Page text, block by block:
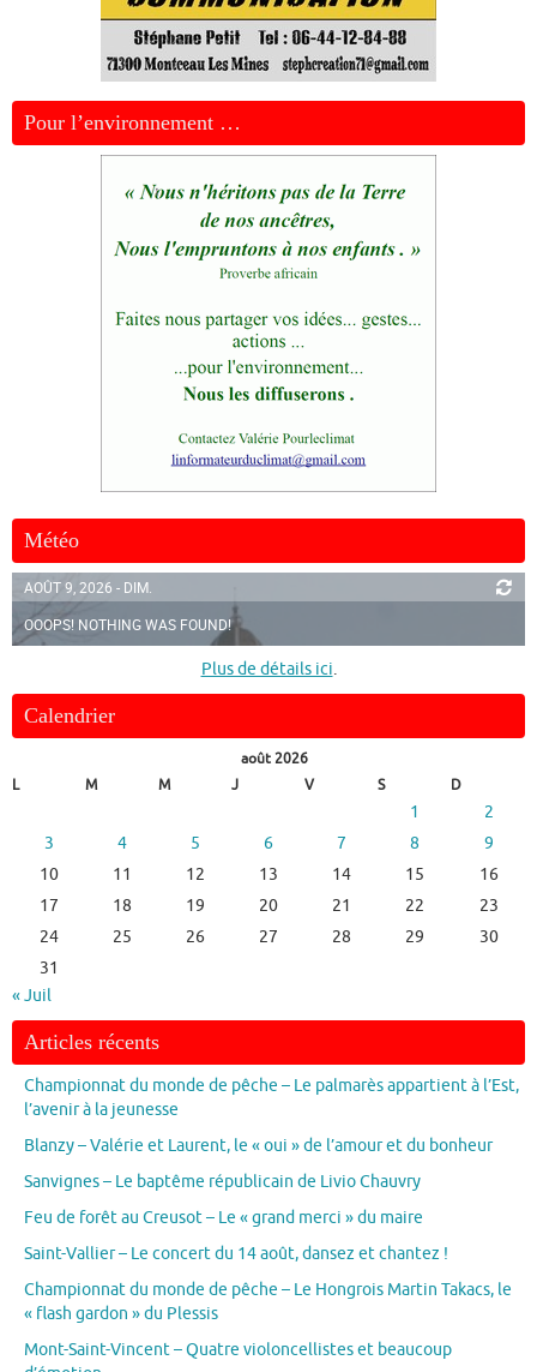
Pour l’environnement …
Météo
AOÛT 9, 2026 - DIM.
OOOPS! NOTHING WAS FOUND!
Plus de détails ici.
Calendrier
août 2026
L
M M J V S D
1
2
3
4 5 6 7 8
9
10
11 12 13 14 15
16
17
18 19 20 21 22
23
24
25 26 27 28 29
30
31
« Juil
Articles récents
Championnat du monde de pêche – Le palmarès appartient à l’Est,
l’avenir à la jeunesse
Blanzy – Valérie et Laurent, le « oui » de l’amour et du bonheur
Sanvignes – Le baptême républicain de Livio Chauvry
Feu de forêt au Creusot – Le « grand merci » du maire
Saint-Vallier – Le concert du 14 août, dansez et chantez !
Championnat du monde de pêche – Le Hongrois Martin Takacs, le
« flash gardon » du Plessis
Mont-Saint-Vincent – Quatre violoncellistes et beaucoup